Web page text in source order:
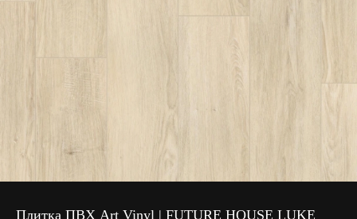
Плитка ПВХ Art Vinyl | FUTURE HOUSE LUKE